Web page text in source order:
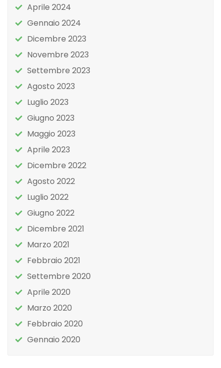
Aprile 2024
Gennaio 2024
Dicembre 2023
Novembre 2023
Settembre 2023
Agosto 2023
Luglio 2023
Giugno 2023
Maggio 2023
Aprile 2023
Dicembre 2022
Agosto 2022
Luglio 2022
Giugno 2022
Dicembre 2021
Marzo 2021
Febbraio 2021
Settembre 2020
Aprile 2020
Marzo 2020
Febbraio 2020
Gennaio 2020